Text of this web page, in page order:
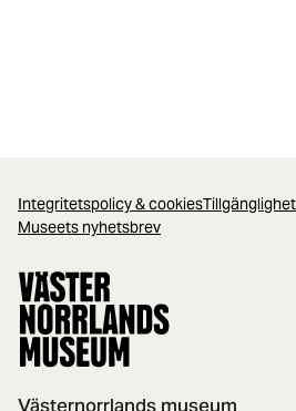
Integritetspolicy & cookies
Museets nyhetsbrev
Västernorrlands museum